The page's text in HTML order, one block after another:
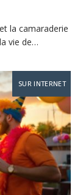
la camaraderie
vie de…
SUR INTERNET